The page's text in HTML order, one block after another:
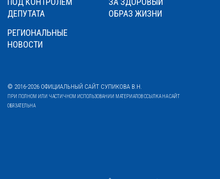
ДЕПУТАТА
ОБРАЗ ЖИЗНИ
РЕГИОНАЛЬНЫЕ
НОВОСТИ
© 2016-2026 ОФИЦИАЛЬНЫЙ САЙТ СУПИКОВА В.Н.
ПРИ ПОЛНОМ ИЛИ ЧАСТИЧНОМ ИСПОЛЬЗОВАНИИ МАТЕРИАЛОВ ССЫЛКА НА САЙТ
ОБЯЗАТЕЛЬНА